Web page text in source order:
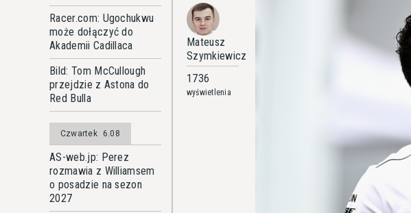
Racer.com: Ugochukwu
może dołączyć do
Akademii Cadillaca
Bild: Tom McCullough
przejdzie z Astona do
Red Bulla
Czwartek 6.08
AS-web.jp: Perez
rozmawia z Williamsem
o posadzie na sezon
2027
Mateusz
Szymkiewicz
1736
wyświetlenia